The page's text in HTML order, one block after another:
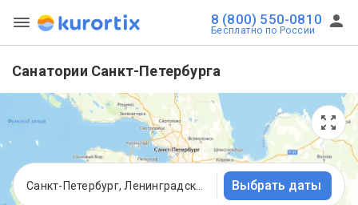
8 (800) 550-0810
Бесплатно по России
Санатории Санкт-Петербурга
Выбрать даты